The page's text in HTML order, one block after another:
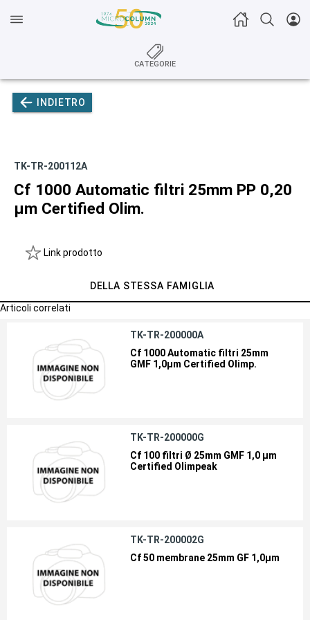
CATEGORIE
INDIETRO
TK-TR-200112A
Cf 1000 Automatic filtri 25mm PP 0,20
µm Certified Olim.
Link prodotto
DELLA STESSA FAMIGLIA
Articoli correlati
TK-TR-200000A
Cf 1000 Automatic filtri 25mm
GMF 1,0µm Certified Olimp.
TK-TR-200000G
Cf 100 filtri Ø 25mm GMF 1,0 µm
Certified Olimpeak
TK-TR-200002G
Cf 50 membrane 25mm GF 1,0µm